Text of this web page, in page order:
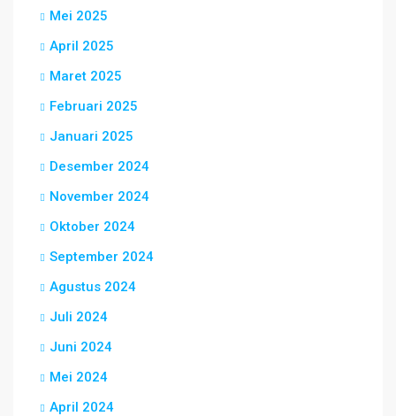
Mei 2025
April 2025
Maret 2025
Februari 2025
Januari 2025
Desember 2024
November 2024
Oktober 2024
September 2024
Agustus 2024
Juli 2024
Juni 2024
Mei 2024
April 2024